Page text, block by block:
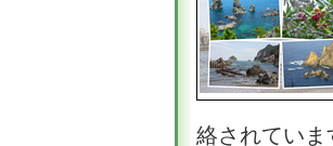
絡されていま